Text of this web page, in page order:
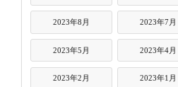
2023年8月 2023年7月
2023年5月 2023年4月
2023年2月 2023年1月